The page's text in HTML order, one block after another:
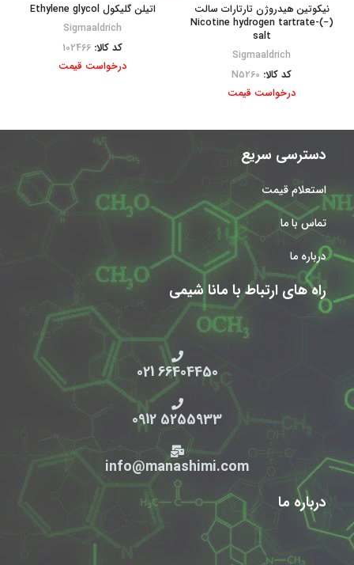
نیکوتین هیدروژن تارتارات سالت
(−)-Nicotine hydrogen tartrate
salt
Sigmaaldrich
کد کالا: N5260
درخواست قیمت
اتیلن گلیکول Ethylene glycol
Sigmaaldrich
کد کالا: 102466
درخواست قیمت
دسترسی سریع
استعلام قیمت
تماس با ما
درباره ما
راه های ارتباط با مانا شیمی
66404450 021
5255933 0912
info@manashimi.com
درباره ما